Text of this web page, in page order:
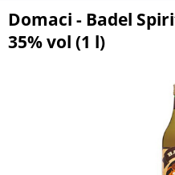
Domaci - Badel
35% vol (1 l)